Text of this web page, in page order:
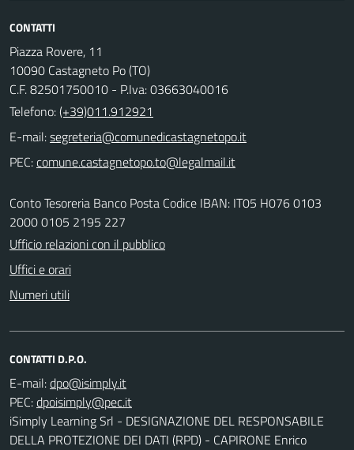
CONTATTI
Piazza Rovere, 11
10090 Castagneto Po (TO)
C.F. 82501750010 - P.Iva: 03663040016
Telefono:(+39)011.912921
E-mail:
PEC:
Conto Tesoreria Banco Posta Codice IBAN: IT05 H076 0103
2000 0105 2195 227
Ufficio relazioni con il pubblico
Uffici e orari
Numeri utili
CONTATTI D.P.O.
E-mail:
PEC:
iSimply Learning Srl - DESIGNAZIONE DEL RESPONSABILE
DELLA PROTEZIONE DEI DATI (RPD) - CAPIRONE Enrico